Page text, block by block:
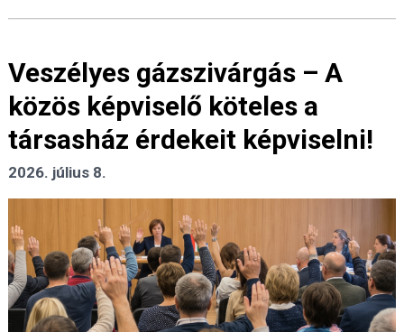
Veszélyes gázszivárgás – A
közös képviselő köteles a
társasház érdekeit képviselni!
2026. július 8.